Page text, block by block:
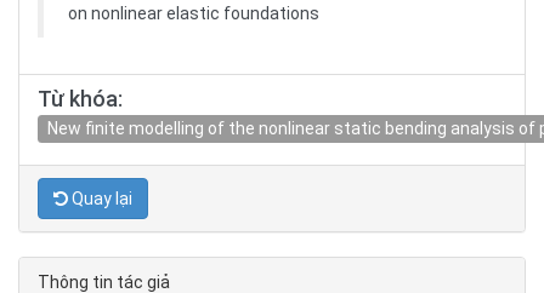
on nonlinear elastic foundations
Từ khóa:
New finite modelling of the nonlinear static bending analysis
Quay lại
Thông tin tác giả